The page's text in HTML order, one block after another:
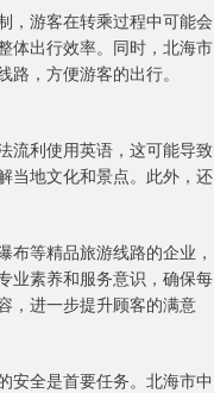
，游客在转乘过程中可能会
体出行效率。同时，北海市
，方便游客的出行。
流利使用英语，这可能导致
当地文化和景点。此外，还
等精品旅游线路的企业，
业素养和服务意识，确保每
，进一步提升顾客的满意
安全是首要任务。北海市中